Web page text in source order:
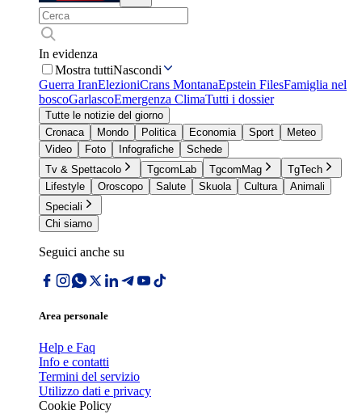
In evidenza
Mostra tuttiNascondi
Guerra IranElezioniCrans MontanaEpstein FilesFamiglia nel
boscoGarlascoEmergenza ClimaTutti i dossier
Tutte le notizie del giorno
Cronaca
Mondo Politica Economia Sport
Meteo
Video
Foto Infografiche
Schede
Tv & Spettacolo
TgcomLab TgcomMag
TgTech
Lifestyle
Oroscopo Salute Skuola Cultura
Animali
Speciali
Chi siamo
Seguici anche su
Area personale
Help e Faq
Info e contatti
Termini del servizio
Utilizzo dati e privacy
Cookie Policy